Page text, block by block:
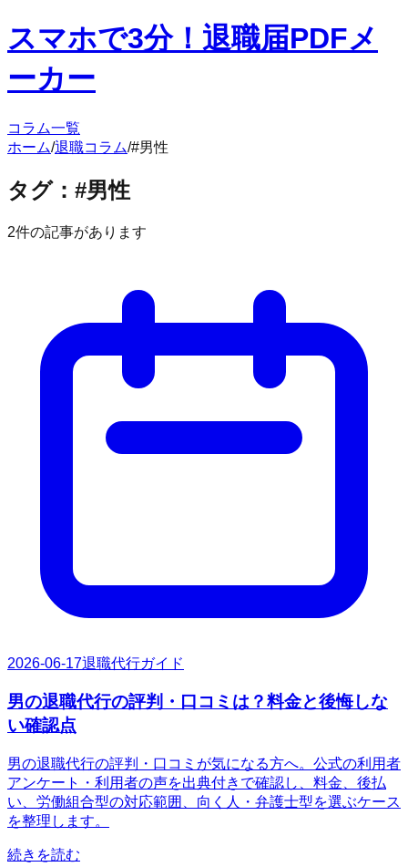
スマホで3分！退職届PDFメ
ーカー
コラム一覧
ホーム/退職コラム/#男性
タグ：#男性
2件の記事があります
2026-06-17退職代行ガイド
男の退職代行の評判・口コミは？料金と後悔しな
い確認点
男の退職代行の評判・口コミが気になる方へ。公式の利用者
アンケート・利用者の声を出典付きで確認し、料金、後払
い、労働組合型の対応範囲、向く人・弁護士型を選ぶケース
を整理します。
続きを読む